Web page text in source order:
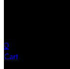
0
Cart